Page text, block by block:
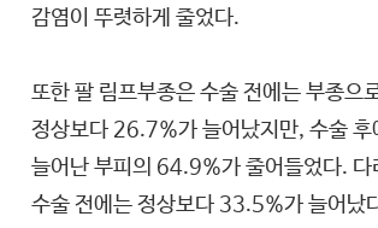
감염이 뚜렷하게 줄었다.
또한 팔 림프부종은 수술 전에는 부종으
정상보다 26.7%가 늘어났지만, 수술 후
늘어난 부피의 64.9%가 줄어들었다. 다
수술 전에는 정상보다 33.5%가 늘어났